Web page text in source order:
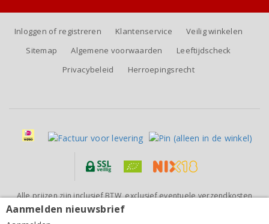
Di Lenardo Vineyards Venezia Giulia Just Me Merlot
Inloggen of registreren Klantenservice
Veilig winkelen
Sitemap
Algemene voorwaarden
Leeftijdscheck
Privacybeleid
Herroepingsrecht
Alle prijzen zijn inclusief BTW, exclusief eventuele verzendkosten
(voor orders tot 6 flessen)
Aanmelden nieuwsbrief